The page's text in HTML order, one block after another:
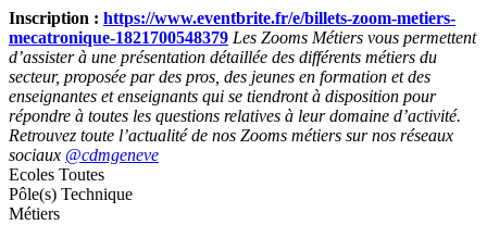
Inscription : https://www.eventbrite.fr/e/billets-zoom-metiers-
mecatronique-1821700548379 Les Zooms Métiers vous permettent
d’assister à une présentation détaillée des différents métiers du
secteur, proposée par des pros, des jeunes en formation et des
enseignantes et enseignants qui se tiendront à disposition pour
répondre à toutes les questions relatives à leur domaine d’activité.
Retrouvez toute l’actualité de nos Zooms métiers sur nos réseaux
sociaux @cdmgeneve
Ecoles Toutes
Pôle(s) Technique
Métiers